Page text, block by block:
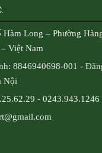
Long – Phường
Việt Nam
8846940698-001 -
Nội
- 0243.943.1246